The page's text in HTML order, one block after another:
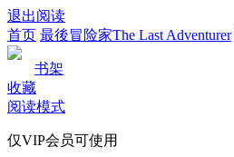
退出阅读
首页 最後冒险家The Last Adventurer
书架
收藏
阅读模式
仅VIP会员可使用